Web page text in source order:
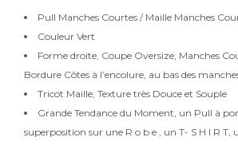
Pull Manches Courtes / Maille Manches
Couleur Vert
Forme droite, Coupe Oversize, Manches
Bordure Côtes à l’encolure, au bas des
Tricot Maille, Texture très Douce et Souple
Grande Tendance du Moment, un Pull à
superposition sur une R o b e , un T- S H I R T,